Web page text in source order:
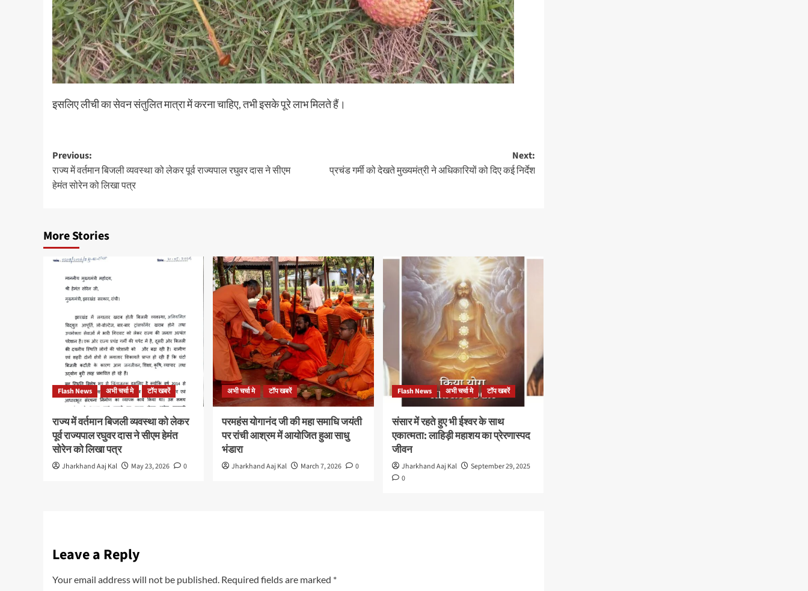
इसलिए लीची का सेवन संतुलित मात्रा में करना चाहिए, तभी इसके पूरे लाभ मिलते हैं।
Post
navigation
Previous:
राज्य में वर्तमान बिजली व्यवस्था को लेकर पूर्व राज्यपाल रघुवर दास ने सीएम
हेमंत सोरेन को लिखा पत्र
Next:
प्रचंड गर्मी को देखते मुख्यमंत्री ने अधिकारियों को दिए कई निर्देश
More Stories
Flash News अभी चर्चा मे टॉप खबरें
राज्य में वर्तमान बिजली व्यवस्था को लेकर
पूर्व राज्यपाल रघुवर दास ने सीएम हेमंत
सोरेन को लिखा पत्र
Jharkhand Aaj Kal May 23, 2026 0
अभी चर्चा मे टॉप खबरें
परमहंस योगानंद जी की महा समाधि जयंती
पर रांची आश्रम में आयोजित हुआ साधु
भंडारा
Jharkhand Aaj Kal March 7, 2026 0
Flash News अभी चर्चा मे टॉप खबरें
संसार में रहते हुए भी ईश्वर के साथ
एकात्मता: लाहिड़ी महाशय का प्रेरणास्पद
जीवन
Jharkhand Aaj Kal
September 29, 2025
0
Leave a Reply
Your email address will not be published. Required fields are marked *